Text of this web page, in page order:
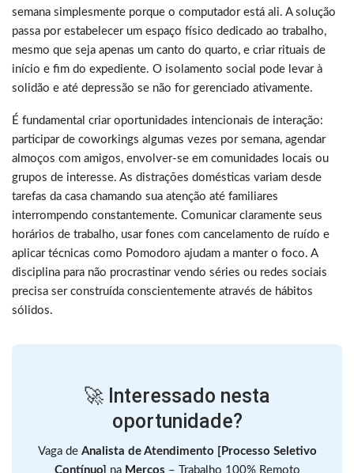
semana simplesmente porque o computador está ali. A solução
passa por estabelecer um espaço físico dedicado ao trabalho,
mesmo que seja apenas um canto do quarto, e criar rituais de
início e fim do expediente. O isolamento social pode levar à
solidão e até depressão se não for gerenciado ativamente.
É fundamental criar oportunidades intencionais de interação:
participar de coworkings algumas vezes por semana, agendar
almoços com amigos, envolver-se em comunidades locais ou
grupos de interesse. As distrações domésticas variam desde
tarefas da casa chamando sua atenção até familiares
interrompendo constantemente. Comunicar claramente seus
horários de trabalho, usar fones com cancelamento de ruído e
aplicar técnicas como Pomodoro ajudam a manter o foco. A
disciplina para não procrastinar vendo séries ou redes sociais
precisa ser construída conscientemente através de hábitos
sólidos.
🚀 Interessado nesta
oportunidade?
Vaga de Analista de Atendimento [Processo Seletivo
Contínuo] na Mercos – Trabalho 100% Remoto